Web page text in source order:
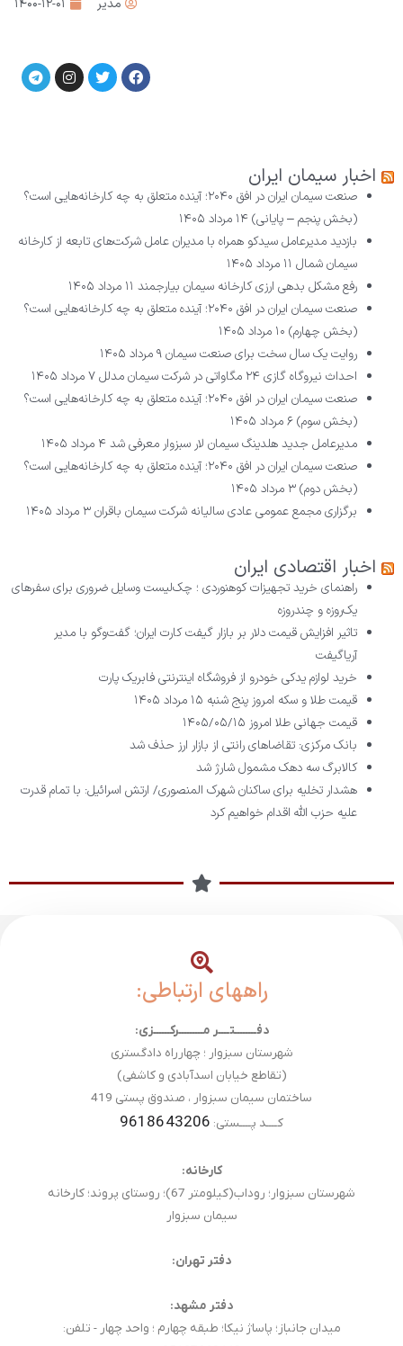
مدیر ۱۴۰۰-۱۲-۰۱
اخبار سیمان ایران
صنعت سیمان ایران در افق ۲۰۴۰؛ آینده متعلق به چه کارخانه‌هایی است؟
(بخش پنجم – پایانی) ۱۴ مرداد ۱۴۰۵
بازدید مدیرعامل سیدکو همراه با مدیران عامل شرکت‌های تابعه از کارخانه
سیمان شمال ۱۱ مرداد ۱۴۰۵
رفع مشکل بدهی ارزی کارخانه سیمان بیارجمند ۱۱ مرداد ۱۴۰۵
صنعت سیمان ایران در افق ۲۰۴۰؛ آینده متعلق به چه کارخانه‌هایی است؟
(بخش چهارم) ۱۰ مرداد ۱۴۰۵
روایت یک سال سخت برای صنعت سیمان۹ مرداد ۱۴۰۵
احداث نیروگاه گازی ۲۴ مگاواتی در شرکت سیمان مدلل
۷ مرداد ۱۴۰۵
صنعت سیمان ایران در افق ۲۰۴۰؛ آینده متعلق به چه کارخانه‌هایی است؟
(بخش سوم)۶ مرداد ۱۴۰۵
مدیرعامل جدید هلدینگ سیمان لار سبزوار معرفی شد ۴ مرداد ۱۴۰۵
صنعت سیمان ایران در افق ۲۰۴۰؛ آینده متعلق به چه کارخانه‌هایی است؟
(بخش دوم)۳ مرداد ۱۴۰۵
برگزاری مجمع عمومی عادی سالیانه شرکت سیمان باقران۳ مرداد ۱۴۰۵
اخبار اقتصادی ایران
راهنمای خرید تجهیزات کوهنوردی ؛ چک‌لیست وسایل ضروری برای سفرهای
یک‌روزه و چندروزه
تاثیر افزایش قیمت دلار بر بازار گیفت کارت ایران؛ گفت‌وگو با مدیر
آریاگیفت
خرید لوازم یدکی خودرو از فروشگاه اینترنتی فابریک پارت
قیمت طلا و سکه امروز پنج شنبه ۱۵ مرداد ۱۴۰۵
قیمت جهانی طلا امروز ۱۴۰۵/۰۵/۱۵
بانک مرکزی: تقاضا‌های رانتی از بازار ارز حذف شد
کالابرگ سه دهک مشمول شارژ شد
هشدار تخلیه برای ساکنان شهرک المنصوری/ ارتش اسرائیل: با تمام قدرت
علیه حزب الله اقدام خواهیم کرد
راههای ارتباطی:
دفــــــــتــــر مـــــــــرکــــــزی:
شهرستان سبزوار ؛ چهارراه دادگستری
(تقاطع خیابان اسدآبادی و کاشفی)
ساختمان سیمان سبزوار ، صندوق پستی 419
کــــد پــــستی: 9618643206
کارخانه:
شهرستان سبزوار؛ روداب(کیلومتر 67)؛ روستای پروند؛ کارخانه
سیمان سبزوار
دفتر تهران:
دفتر مشهد:
میدان جانباز؛ پاساژ نیکا؛ طبقه چهارم ؛ واحد چهار - تلفن: